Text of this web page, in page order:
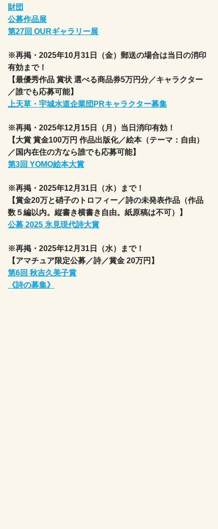
財団
公募作品展
第27回 OURギャラリー展
※再掲・2025年10月31日（金）郵送の場合は当日の消印
有効まで！
【最優秀作品 賞状 選べる商品券5万円分／キャラクター
／誰でも応募可能】
上天草・宇城水道企業団PRキャラクター募集
※再掲・2025年12月15日（月）当日消印有効！
【大賞 賞金100万円 作品出版化／絵本（テーマ：自由）
／国内在住の方なら誰でも応募可能】
第3回 YOMO絵本大賞
※再掲・2025年12月31日（水）まで！
【賞金20万と硝子のトロフィー／詩の未発表作品（作品
数５編以内。縦書き横書き自由。紙原稿は不可）】
公募 2025 氷見現代詩大賞
※再掲・2025年12月31日（水）まで！
【アマチュア限定公募／詩／賞金 20万円】
第6回 秋吉久美子賞
《詩の募集》